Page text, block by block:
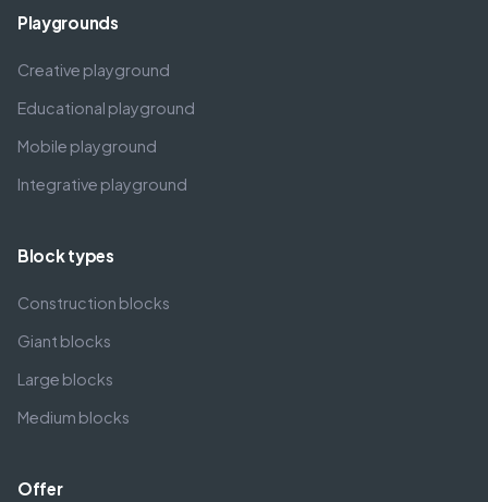
Playgrounds
Creative playground
Educational playground
Mobile playground
Integrative playground
Block types
Construction blocks
Giant blocks
Large blocks
Medium blocks
Offer